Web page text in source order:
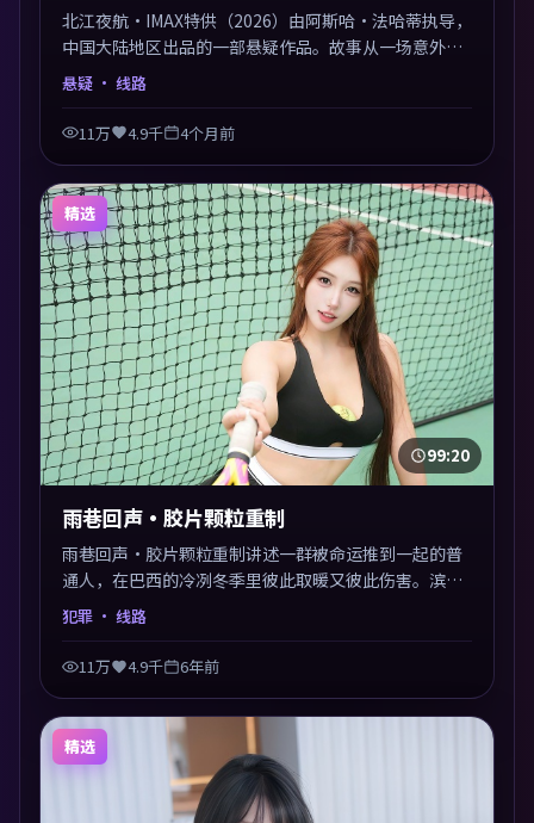
北江夜航·IMAX特供（2026）由阿斯哈·法哈蒂执导，
中国大陆地区出品的一部悬疑作品。故事从一场意外切
入，人物在道德与生存之间反复摇摆，叙事层层推进，
情绪克制而有力。主演阵容以生活化表演见长，对手戏
火花四溅。
悬疑 · 线路
11万 4.9千 4个月前
精选
99:20
雨巷回声·胶片颗粒重制
雨巷回声·胶片颗粒重制讲述一群被命运推到一起的普
通人，在巴西的冷冽冬季里彼此取暖又彼此伤害。滨口
龙介以犯罪类型外壳探讨信任与背叛，映后讨论度颇
梁。
犯罪 · 线路
11万 4.9千 6年前
精选